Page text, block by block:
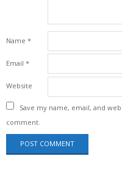
Name *
Email *
Website
Save my name, email, and
comment.